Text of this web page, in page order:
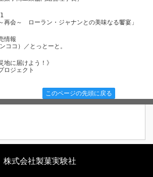
再会～ ローラン・ジャナンとの美味なる饗宴」
情報
ココ）／とっとーと。
地に届けよう！》
ロジェクト
このページの先頭に戻る
株式会社製菓実験社